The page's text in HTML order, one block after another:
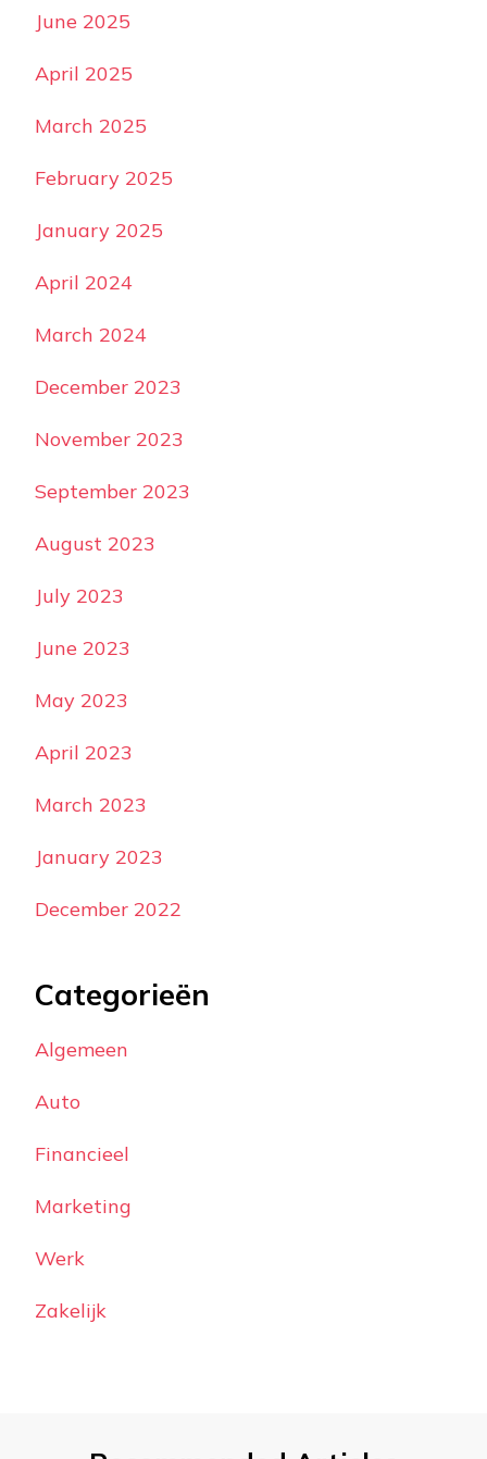
June 2025
April 2025
March 2025
February 2025
January 2025
April 2024
March 2024
December 2023
November 2023
September 2023
August 2023
July 2023
June 2023
May 2023
April 2023
March 2023
January 2023
December 2022
Categorieën
Algemeen
Auto
Financieel
Marketing
Werk
Zakelijk